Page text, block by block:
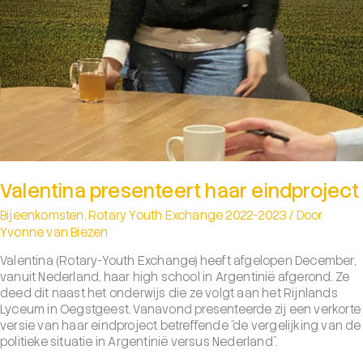
Valentina presenteert haar eindproject
Bijeenkomsten,Rotary Youth Exchange 2022-2023 / Door
Yvonne van Biezen
Valentina (Rotary-Youth Exchange) heeft afgelopen December,
vanuit Nederland, haar high school in Argentinië afgerond. Ze
deed dit naast het onderwijs die ze volgt aan het Rijnlands
Lyceum in Oegstgeest. Vanavond presenteerde zij een verkorte
versie van haar eindproject betreffende “de vergelijking van de
politieke situatie in Argentinië versus Nederland”.